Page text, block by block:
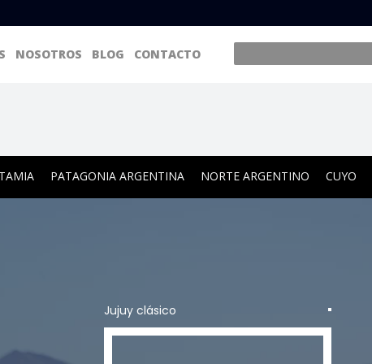
NOSOTROS BLOG CONTACTO
PATAGONIA ARGENTINA NORTE ARGENTINO CUYO
Jujuy clásico